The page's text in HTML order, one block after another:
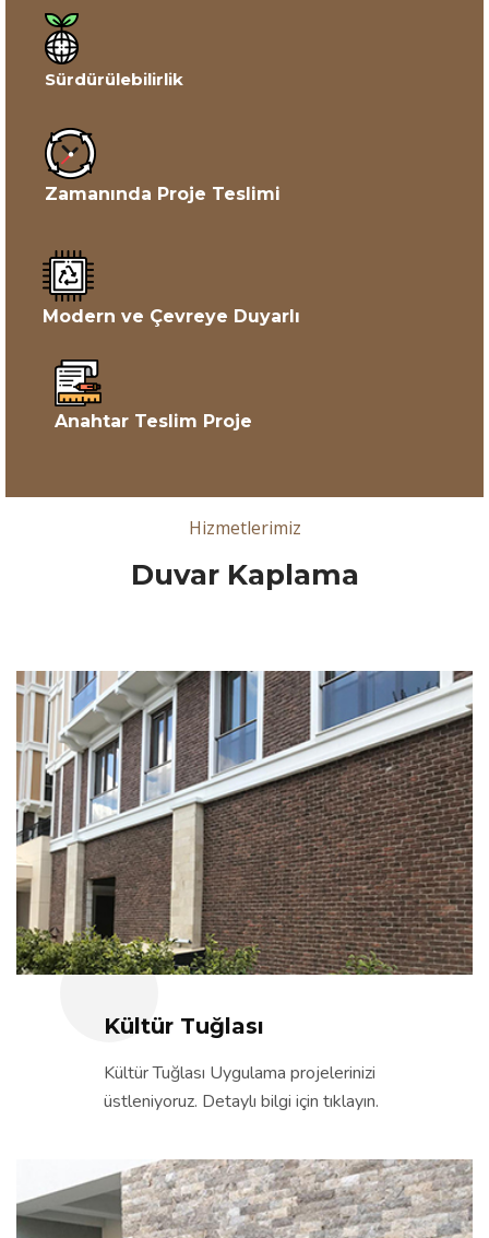
Sürdürülebilirlik
Zamanında Proje Teslimi
Modern ve Çevreye Duyarlı
Anahtar Teslim Proje
Hizmetlerimiz
Duvar Kaplama
Kültür Tuğlası
Kültür Tuğlası Uygulama projelerinizi
üstleniyoruz. Detaylı bilgi için tıklayın.